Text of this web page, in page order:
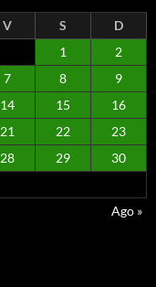
V S
D
1
2
7 8
9
14 15
16
21 22
23
28 29
30
Ago »